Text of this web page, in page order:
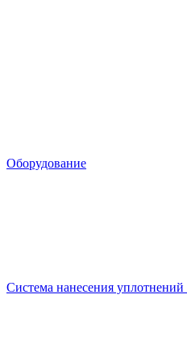
Оборудование
Система нанесения